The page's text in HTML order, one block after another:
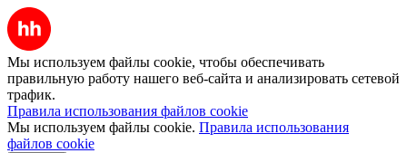
Мы используем файлы cookie, чтобы обеспечивать
правильную работу нашего веб-сайта и анализировать сетевой
трафик.
Правила использования файлов cookie
Мы используем файлы cookie. Правила использования
файлов cookie